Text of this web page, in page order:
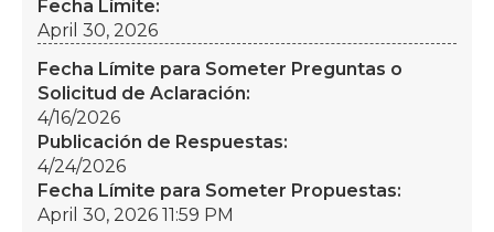
Fecha Límite:
April 30, 2026
Fecha Límite para Someter Preguntas o
Solicitud de Aclaración:
4/16/2026
Publicación de Respuestas:
4/24/2026
Fecha Límite para Someter Propuestas:
April 30, 2026 11:59 PM